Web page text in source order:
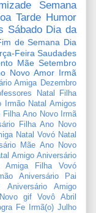
Semana
Tarde Humor
Sábado Dia da
de Semana Dia
Feira Saudades
Mãe Setembro
Novo Amor Irmã
Amiga Dezembro
Natal Filha
Irmão Natal Amigos
Filha Ano Novo Irmã
Filha Ano Novo
Natal Vovó Natal
Mãe Ano Novo
Amigo Aniversário
Amiga Filha
Vovó
Aniversário Pai
Aniversário Amigo
gif Vovô
Abril
Fe Irmã(o) Julho